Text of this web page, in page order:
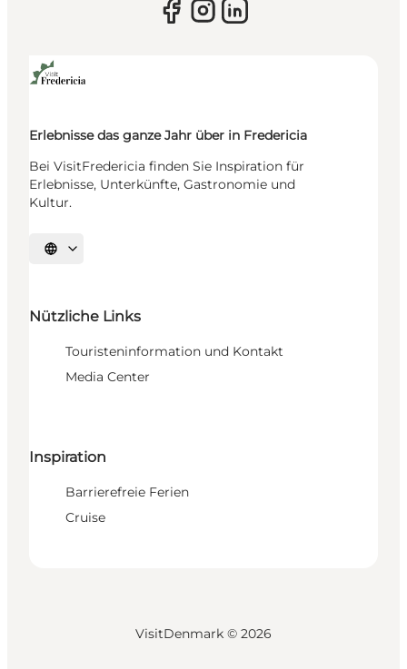
Erlebnisse das ganze Jahr über in Fredericia
Bei VisitFredericia finden Sie Inspiration für
Erlebnisse, Unterkünfte, Gastronomie und
Kultur.
Sprache auswählen
Nützliche Links
Touristeninformation und Kontakt
Media Center
Inspiration
Barrierefreie Ferien
Cruise
VisitDenmark © 2026